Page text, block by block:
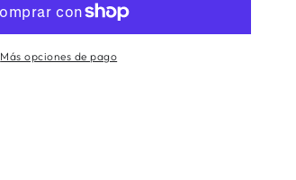
Más opciones de pago